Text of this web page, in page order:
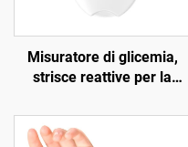
Misuratore di glicemia,
strisce reattive per la
per anziani, lancetta per il
sangue G058, kit